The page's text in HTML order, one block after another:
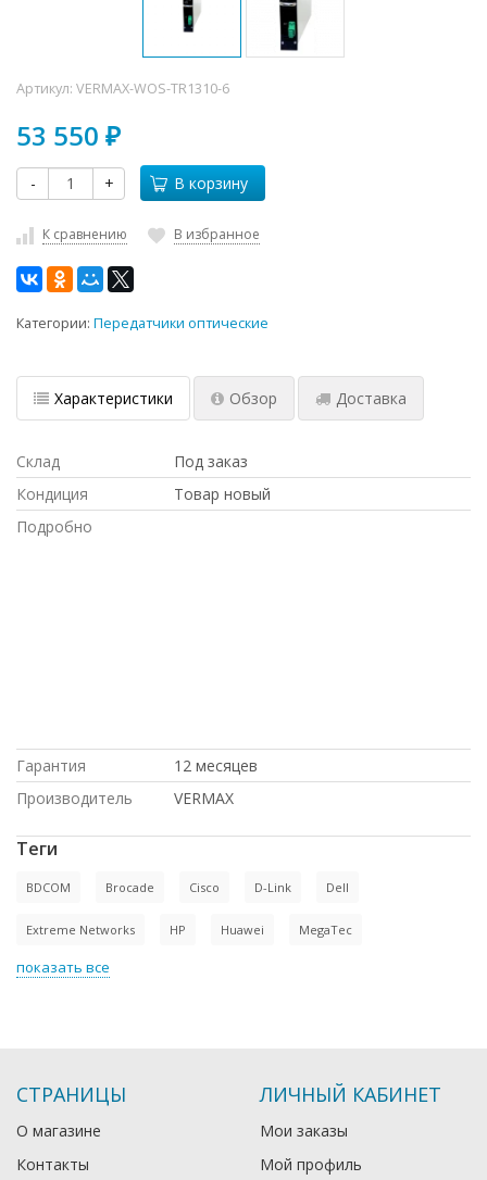
Артикул: VERMAX-WOS-TR1310-6
53 550 ₽
- + В корзину
К сравнению В избранное
Категории: Передатчики оптические
Характеристики Обзор Доставка
Склад
Под заказ
Кондиция
Товар новый
Подробно
Гарантия
12 месяцев
Производитель
VERMAX
Теги
BDCOM Brocade Cisco D-Link Dell
Extreme Networks HP Huawei MegaTec
показать все
СТРАНИЦЫ
О магазине
Контакты
ЛИЧНЫЙ КАБИНЕТ
Мои заказы
Мой профиль